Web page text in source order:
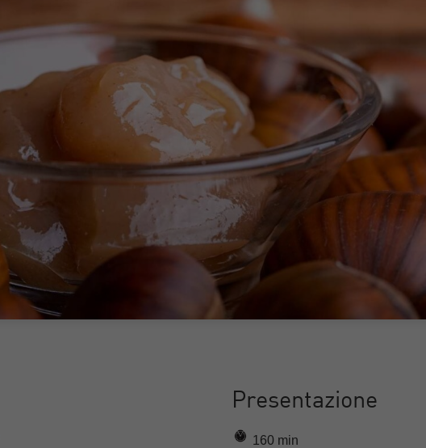
Presentazione
160 min